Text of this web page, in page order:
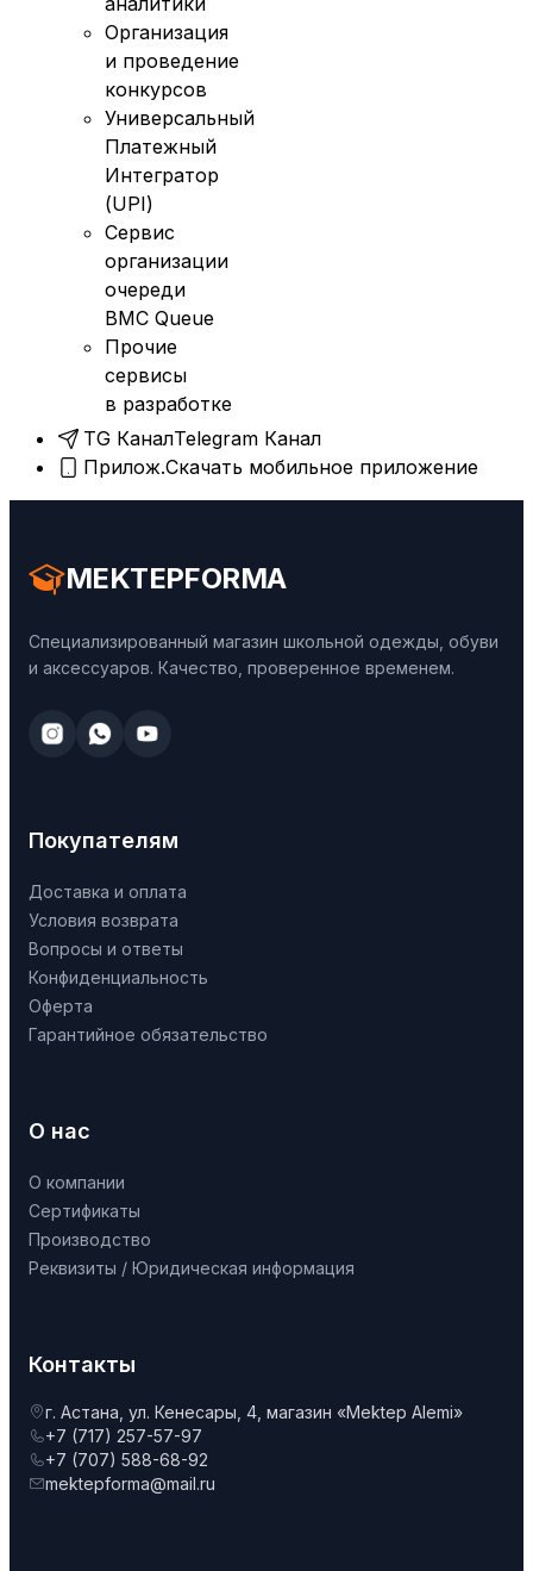
Организация
и проведение
конкурсов
Универсальный
Платежный
Интегратор
(UPI)
Сервис
организации
очереди
BMC Queue
Прочие
сервисы
в разработке
TG КаналTelegram Канал
Прилож.Скачать мобильное приложение
MEKTEPFORMA
Специализированный магазин школьной одежды, обуви
и аксессуаров. Качество, проверенное временем.
Покупателям
Доставка и оплата
Условия возврата
Вопросы и ответы
Конфиденциальность
Оферта
Гарантийное обязательство
О нас
О компании
Сертификаты
Производство
Реквизиты / Юридическая информация
Контакты
г. Астана, ул. Кенесары, 4, магазин «Mektep Alemi»
+7 (717) 257-57-97
+7 (707) 588-68-92
mektepforma@mail.ru